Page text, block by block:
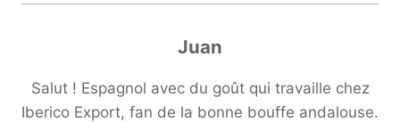
Juan
Salut ! Espagnol avec du goût qui travaille chez
Iberico Export, fan de la bonne bouffe andalouse.